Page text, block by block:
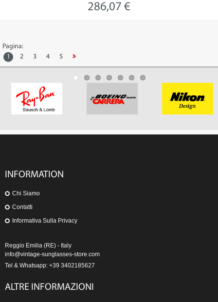
286,07 €
Pagina:
1
2 3 4 5
INFORMATION
Chi Siamo
Contatti
Informativa Sulla Privacy
Reggio Emilia (RE) - Italy
info@vintage-sunglasses-store.com
Tel & Whatsapp: +39 3402185627
ALTRE INFORMAZIONI